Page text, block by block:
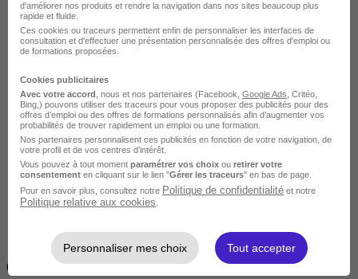
Très courte
Inférieur à 2 jours
(14h)
d'améliorer nos produits et rendre la navigation dans nos sites beaucoup plus
rapide et fluide.
Ces cookies ou traceurs permettent enfin de personnaliser les interfaces de
consultation et d'effectuer une présentation personnalisée des offres d'emploi ou
de formations proposées.
Cookies publicitaires
Avec votre accord , nous et nos partenaires (Facebook, Google Ads , Critéo,
Bing,) pouvons utiliser des traceurs pour vous proposer des publicités pour des
offres d’emploi ou des offres de formations personnalisés afin d’augmenter vos
probabilités de trouver rapidement un emploi ou une formation.
Nos partenaires personnalisent ces publicités en fonction de votre navigation, de
votre profil et de vos centres d’intérêt.
Vous pouvez à tout moment paramétrer vos choix ou retirer votre
consentement en cliquant sur le lien "Gérer les traceurs" en bas de page.
Pour en savoir plus, consultez notre Politique de confidentialité et notre
Politique relative aux cookies
Personnaliser mes choix Tout accepter